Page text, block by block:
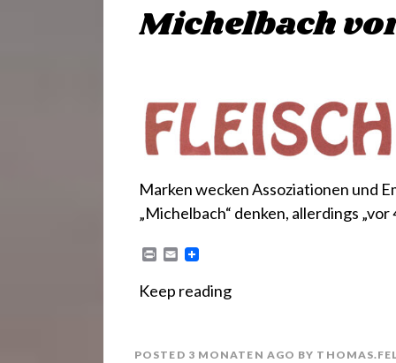
Michelbach
Marken wecken Assoziationen und
„Michelbach“ denken, allerdings „vor
P
n
E
i
Keep reading
POSTED 3 MONATEN AGO BY